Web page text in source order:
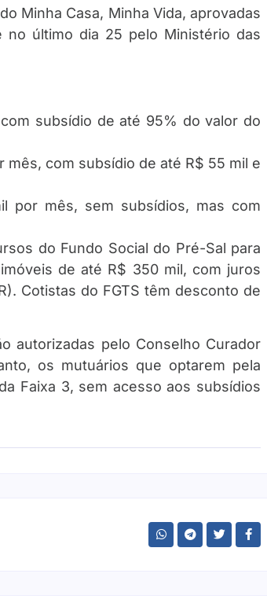
Minha Casa, Minha Vida, aprovadas
no último dia 25 pelo Ministério das
subsídio de até 95% do valor do
mês, com subsídio de até R$ 55 mil e
por mês, sem subsídios, mas com
do Fundo Social do Pré-Sal para
de até R$ 350 mil, com juros
Cotistas do FGTS têm desconto de
autorizadas pelo Conselho Curador
os mutuários que optarem pela
Faixa 3, sem acesso aos subsídios